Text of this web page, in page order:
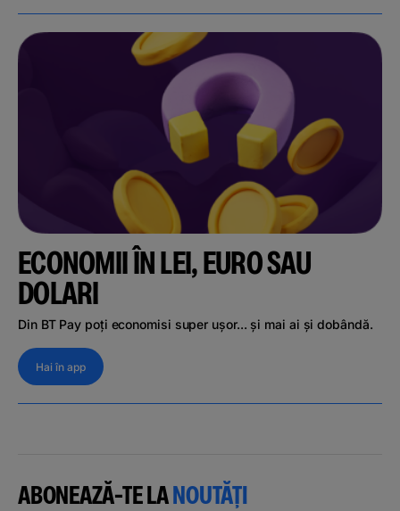
ECONOMII ÎN LEI, EURO SAU
DOLARI
Din BT Pay poți economisi super ușor... și mai ai și dobândă.
Hai în app
ABONEAZĂ-TE LANOUTĂȚI